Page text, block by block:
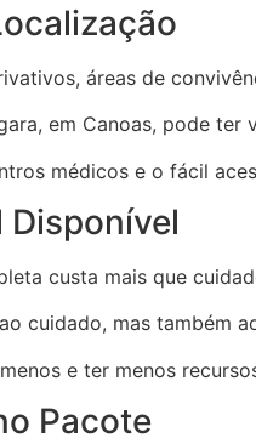
áreas de
em Canoas, pode
médicos e o fácil
Disponível
custa mais que
cuidado, mas também
e ter menos
Pacote